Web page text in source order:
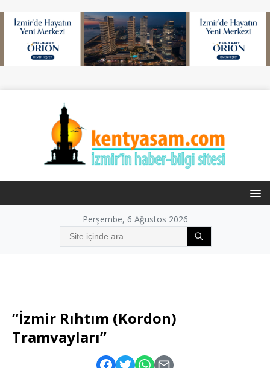
Perşembe, 6 Ağustos 2026
“İzmir Rıhtım (Kordon)
Tramvayları”